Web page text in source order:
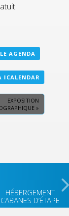
AGENDA
ICALENDAR
EXPOSITION
»
HÉBERGEMENT
CABANES D’ÉTAPE